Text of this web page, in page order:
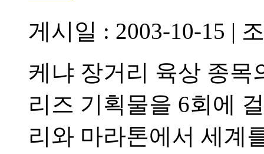
게시일 : 2003-10-15 |
케냐 장거리 육상 종목
리즈 기획물을 6회에
리와 마라톤에서 세계